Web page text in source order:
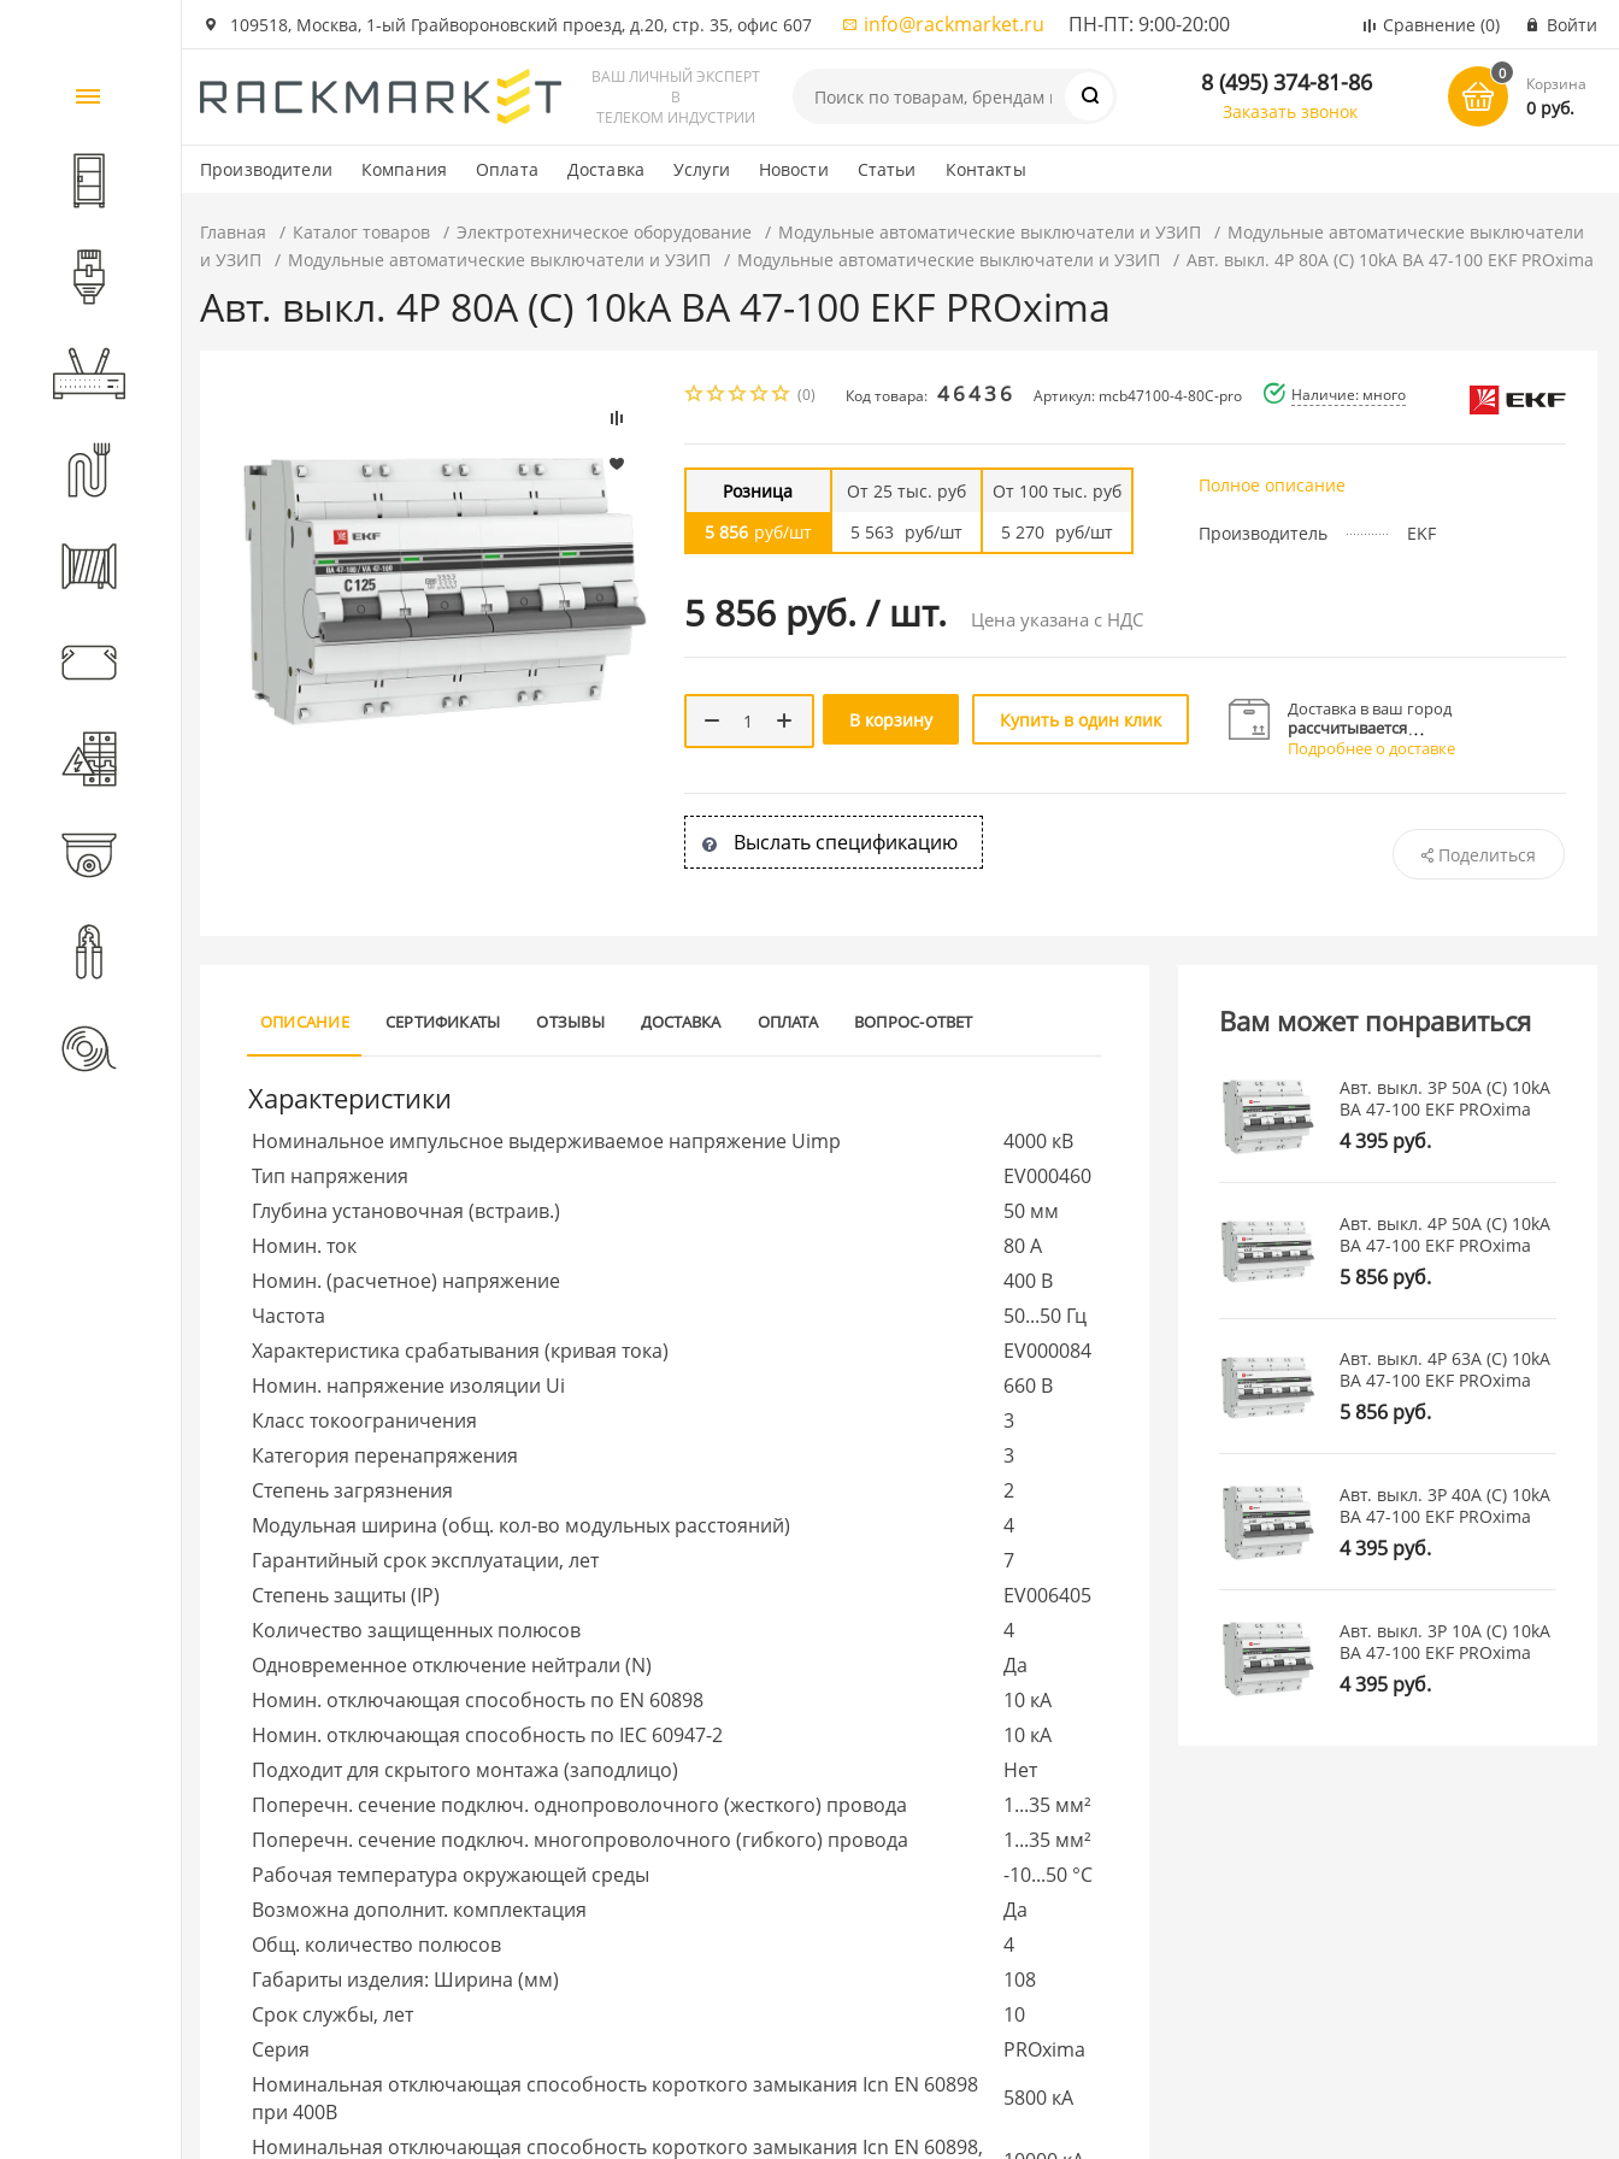
109518, Москва, 1-ый Грайвороновский проезд, д.20, стр. 35, офис 607 info@rackmarket.ru ПН-ПТ: 9:00-20:00 Сравнение (0) Войти
ВАШ ЛИЧНЫЙ ЭКСПЕРТ
В
ТЕЛЕКОМ ИНДУСТРИИ
8 (495) 374-81-86
Заказать звонок
0
Корзина
0 руб.
Производители Компания Оплата Доставка Услуги Новости Статьи Контакты
Каталог
товаров
Шкафы и стойки
Волоконно-оптические
компоненты
Кабеленесущие системы
Главная Каталог товаров Электротехническое оборудование Модульные автоматические выключатели и УЗИП
Модульные автоматические выключатели
и УЗИП
Модульные автоматические выключатели и УЗИП Модульные автоматические выключатели и УЗИП Авт. выкл. 4P 80А (C) 10kA ВА 47-100 EKF PROxima
Авт. выкл. 4P 80А (C) 10kA ВА 47-100 EKF PROxima
(0) Код товара: 46436 Артикул: mcb47100-4-80C-pro Наличие: много
Розница
5 856 руб/шт
От 25 тыс. руб
5 563 руб/шт
От 100 тыс. руб
5 270 руб/шт
5 856 руб. / шт. Цена указана с НДС
Полное описание
Производитель EKF
В корзину Купить в один клик
Доставка в ваш город
рассчитывается
Подробнее о доставке
Выслать спецификацию Поделиться
ОПИСАНИЕ СЕРТИФИКАТЫ ОТЗЫВЫ ДОСТАВКА ОПЛАТА ВОПРОС-ОТВЕТ
Характеристики
Номинальное импульсное выдерживаемое напряжение Uimp
4000 кВ
Тип напряжения
EV000460
Глубина установочная (встраив.)
50 мм
Номин. ток
80 А
Номин. (расчетное) напряжение
400 В
Частота
50...50 Гц
Характеристика срабатывания (кривая тока)
EV000084
Номин. напряжение изоляции Ui
660 В
Класс токоограничения
3
Категория перенапряжения
3
Степень загрязнения
2
Модульная ширина (общ. кол-во модульных расстояний)
4
Гарантийный срок эксплуатации, лет
7
Степень защиты (IP)
EV006405
Количество защищенных полюсов
4
Одновременное отключение нейтрали (N)
Да
Номин. отключающая способность по EN 60898
10 кА
Номин. отключающая способность по IEC 60947-2
10 кА
Подходит для скрытого монтажа (заподлицо)
Нет
Поперечн. сечение подключ. однопроволочного (жесткого) провода
1...35 мм²
Поперечн. сечение подключ. многопроволочного (гибкого) провода
1...35 мм²
Рабочая температура окружающей среды
-10...50 °C
Возможна дополнит. комплектация
Да
Общ. количество полюсов
4
Габариты изделия: Ширина (мм)
108
Срок службы, лет
10
Серия
PROxima
Номинальная отключающая способность короткого замыкания Icn EN 60898
при 400В
5800 кА
Номинальная отключающая способность короткого замыкания Icn EN 60898,
Вам может понравиться
Авт. выкл. 3P 50А (C) 10kA
ВА 47-100 EKF PROxima
4 395 руб.
Авт. выкл. 4P 50А (C) 10kA
ВА 47-100 EKF PROxima
5 856 руб.
Авт. выкл. 4P 63А (C) 10kA
ВА 47-100 EKF PROxima
5 856 руб.
Авт. выкл. 3P 40А (C) 10kA
ВА 47-100 EKF PROxima
4 395 руб.
Авт. выкл. 3P 10А (C) 10kA
ВА 47-100 EKF PROxima
4 395 руб.